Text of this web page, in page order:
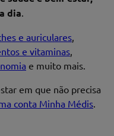
dia.
e auriculares,
e vitaminas,
e muito mais.
em que não precisa
conta Minha Médis.